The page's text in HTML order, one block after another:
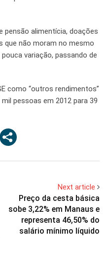
pensão alimentícia, doações
que não moram no mesmo
variação, passando de
como “outros rendimentos”
pessoas em 2012 para 39
Next article
Preço da cesta básica
sobe 3,22% em Manaus e
representa 46,50% do
salário mínimo líquido